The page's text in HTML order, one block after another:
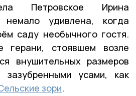
Петровское Ирина
удивлена, когда
саду необычного гостя.
герани, стоявшем возле
внушительных размеров
усами, как
зори.